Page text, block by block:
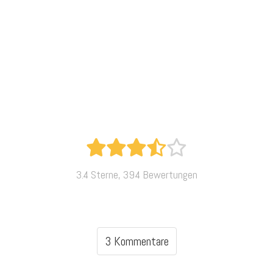
3.4 Sterne, 394 Bewertungen
3 Kommentare